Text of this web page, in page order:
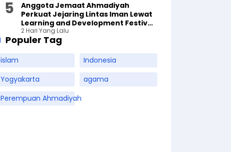
Anggota Jemaat Ahmadiyah
Perkuat Jejaring Lintas Iman Lewat
Learning and Development Festival
di Yogyakarta
2 Hari Yang Lalu
Populer Tag
islam
Indonesia
Yogyakarta
agama
Perempuan Ahmadiyah